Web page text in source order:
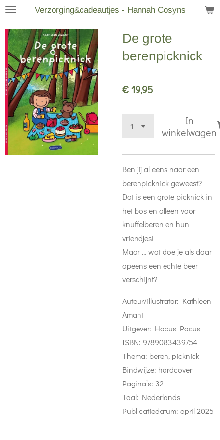
Ga
naar
de
hoofdinhoud
Verzorging&cadeautjes - Hannah Cosyns
De grote
berenpicknick
€ 19,95
In
winkelwagen
Ben jij al eens naar een
berenpicknick geweest?
Dat is een grote picknick in
het bos en alleen voor
knuffelberen en hun
vriendjes!
Maar … wat doe je als daar
opeens een echte beer
verschijnt?
Auteur/illustrator: Kathleen
Amant
Uitgever: Hocus Pocus
ISBN: 9789083439754
Thema: beren, picknick
Bindwijze: hardcover
Pagina’s: 32
Taal: Nederlands
Publicatiedatum: april 2025